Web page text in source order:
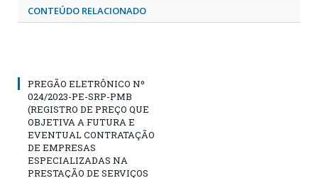
CONTEÚDO RELACIONADO
PREGÃO ELETRÔNICO Nº
024/2023-PE-SRP-PMB
(REGISTRO DE PREÇO QUE
OBJETIVA A FUTURA E
EVENTUAL CONTRATAÇÃO
DE EMPRESAS
ESPECIALIZADAS NA
PRESTAÇÃO DE SERVIÇOS